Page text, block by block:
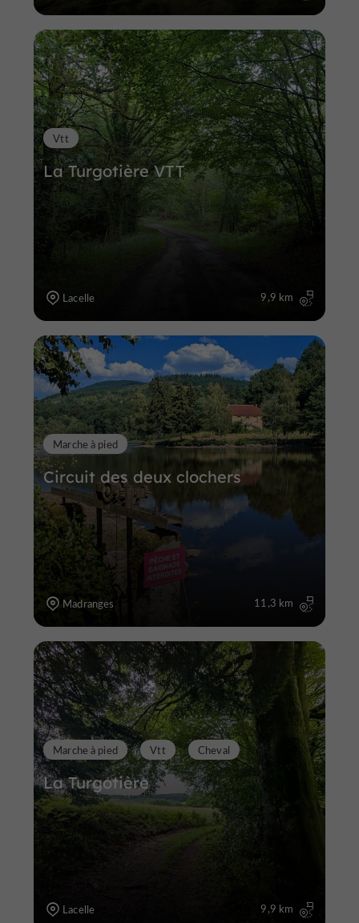
La Turgotière VTT
Vtt
Lacelle 9,9 km
Circuit des deux clochers
Marche à pied
Madranges 11,3 km
La Turgotière
Marche à pied Vtt Cheval
Lacelle 9,9 km